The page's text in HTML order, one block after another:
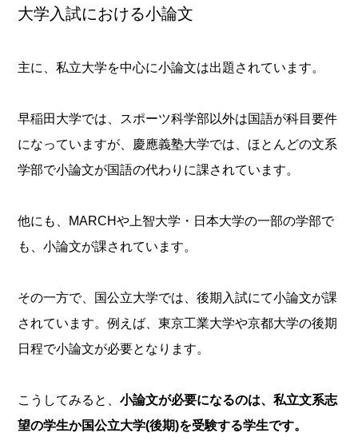
大学入試における小論文
主に、私立大学を中心に小論文は出題されています。
早稲田大学では、スポーツ科学部以外は国語が科目要件
になっていますが、 慶應義塾大学では、ほとんどの文系
学部で小論文が国語の代わりに課されています。
他にも、MARCHや 上智大学 ・ 日本大学の一部の学部で
も、小論文が課されています。
その一方で、国公立大学では、後期入試にて小論文が課
されています。例えば、東京工業大学や京都大学の後期
日程で小論文が必要となります。
こうしてみると、小論文が必要になるのは、私立文系志
望の学生か国公立大学(後期)を受験する学生です。